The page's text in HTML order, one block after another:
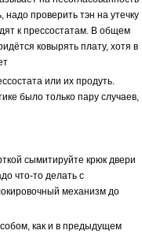
проверить тэн на утечку
к прессостатам. В общем
ковырять плату, хотя в
или их продуть.
было только пару случаев,
сымитируйте крюк двери
что-то делать с
механизм до
как и в предыдущем